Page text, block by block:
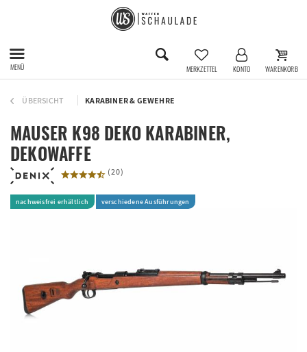
MENÜ MERKZETTEL KONTO WARENKORB
ÜBERSICHT KARABINER & GEWEHRE
MAUSER K98 DEKO KARABINER,
DEKOWAFFE
(20)
nachweisfrei erhältlich verschiedene Ausführungen